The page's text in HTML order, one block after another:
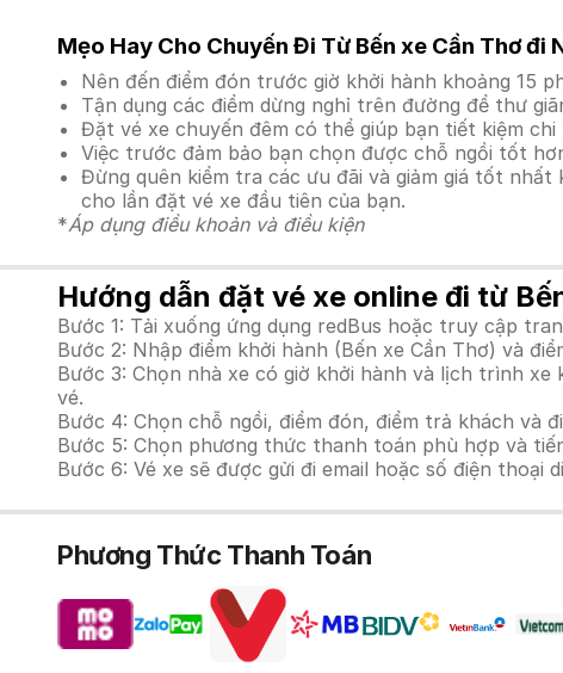
Mẹo Hay Cho Chuyến Đi Từ Bến xe Cần Thơ đi
Nên đến điểm đón trước giờ khởi hành khoảng 15
Tận dụng các điểm dừng nghỉ trên đường để thư
Đặt vé xe chuyến đêm có thể giúp bạn tiết kiệm
Việc trước đảm bảo bạn chọn được chỗ ngồi tốt
Đừng quên kiểm tra các ưu đãi và giảm giá tốt
cho lần đặt vé xe đầu tiên của bạn.
*Áp dụng điều khoản và điều kiện
Hướng dẫn đặt vé xe online đi từ
Bước 1: Tải xuống ứng dụng redBus hoặc truy cập
Bước 2: Nhập điểm khởi hành (Bến xe Cần Thơ) và
Bước 3: Chọn nhà xe có giờ khởi hành và lịch trình
vé.
Bước 4: Chọn chỗ ngồi, điểm đón, điểm trả khách và
Bước 5: Chọn phương thức thanh toán phù hợp và
Bước 6: Vé xe sẽ được gửi đi email hoặc số điện thoại
Phương Thức Thanh Toán